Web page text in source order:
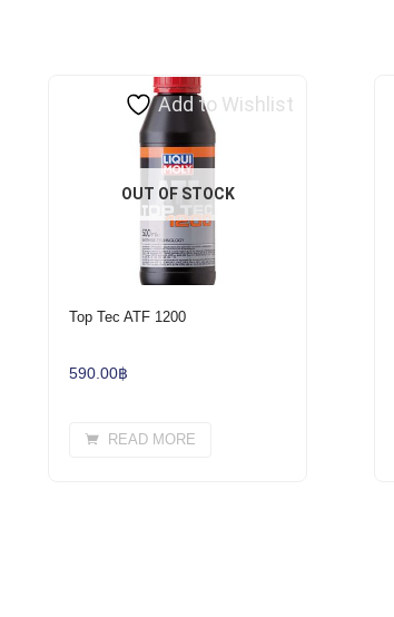
OUT OF STOCK
Add to Wishlist
Top Tec ATF 1200
590.00฿
READ MORE